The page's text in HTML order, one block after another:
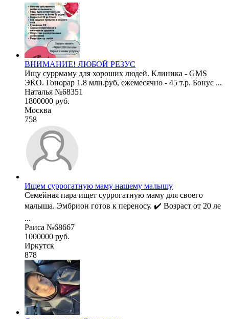
ВНИМАНИЕ! ЛЮБОЙ РЕЗУС
Ищу суррмаму для хороших людей. Клиника - GMS
ЭКО. Гонорар 1.8 млн.руб, ежемесячно - 45 т.р. Бонус ...
Наталья №68351
1800000 руб.
Москва
758
Ищем суррогатную маму нашему малышу
Семейная пара ищет суррогатную маму для своего
малыша. Эмбрион готов к переносу. ✔️ Возраст от 20 ле
...
Раиса №68667
1000000 руб.
Иркутск
878